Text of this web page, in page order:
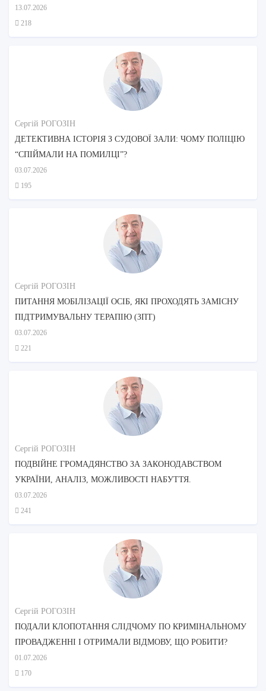
ДОГЛЯДУ?
13.07.2026
218
Сергій РОГОЗІН
ДЕТЕКТИВНА ІСТОРІЯ З СУДОВОЇ ЗАЛИ: ЧОМУ ПОЛІЦІЮ
“СПІЙМАЛИ НА ПОМИЛЦІ”?
03.07.2026
195
Сергій РОГОЗІН
ПИТАННЯ МОБІЛІЗАЦІЇ ОСІБ, ЯКІ ПРОХОДЯТЬ ЗАМІСНУ
ПІДТРИМУВАЛЬНУ ТЕРАПІЮ (ЗПТ)
03.07.2026
221
Сергій РОГОЗІН
ПОДВІЙНЕ ГРОМАДЯНСТВО ЗА ЗАКОНОДАВСТВОМ
УКРАЇНИ, АНАЛІЗ, МОЖЛИВОСТІ НАБУТТЯ.
03.07.2026
241
Сергій РОГОЗІН
ПОДАЛИ КЛОПОТАННЯ СЛІДЧОМУ ПО КРИМІНАЛЬНОМУ
ПРОВАДЖЕННІ І ОТРИМАЛИ ВІДМОВУ, ЩО РОБИТИ?
01.07.2026
170